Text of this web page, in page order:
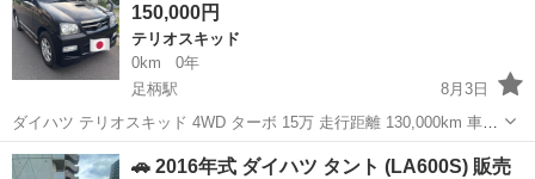
ります。 他の在庫車...150,000円
テリオスキッド
0km
0年
足柄駅
8月3日
ダイハツ テリオスキッド 4WD ターボ 15万 走行距離 130,000km 車検
令和9年1月3日まで 【基本情報】 ・平成19年式 ・4WD ターボ ・型式
ABA-J111G ・軽自動車 ・4人乗り ・ガソリン...
神奈川 小田原市 足柄駅 テリオスキッド
🚗 2016年式 ダイハツ タント (LA600S) 販売